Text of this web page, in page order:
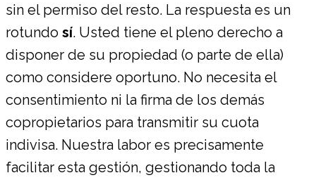
sin el permiso del resto. La respuesta es un
rotundo sí. Usted tiene el pleno derecho a
disponer de su propiedad (o parte de ella)
como considere oportuno. No necesita el
consentimiento ni la firma de los demás
copropietarios para transmitir su cuota
indivisa. Nuestra labor es precisamente
facilitar esta gestión, gestionando toda la